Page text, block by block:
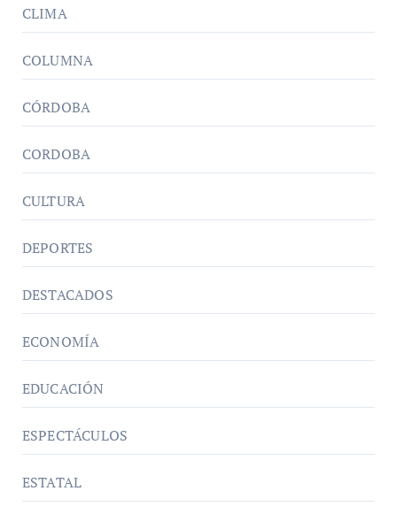
CLIMA
COLUMNA
CÓRDOBA
CORDOBA
CULTURA
DEPORTES
DESTACADOS
ECONOMÍA
EDUCACIÓN
ESPECTÁCULOS
ESTATAL